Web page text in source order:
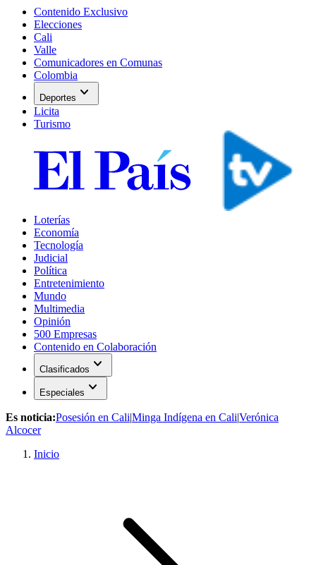
Contenido Exclusivo
Elecciones
Cali
Valle
Comunicadores en Comunas
Colombia
Deportes expand_more
Licita
Turismo
Loterías
Economía
Tecnología
Judicial
Política
Entretenimiento
Mundo
Multimedia
Opinión
500 Empresas
Contenido en Colaboración
Clasificados expand_more
Especiales expand_more
Es noticia:Posesión en Cali|Minga Indígena en Cali|Verónica
Alcocer
Inicio